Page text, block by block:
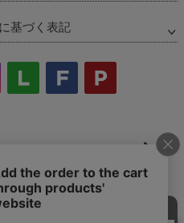
基づく表記
て